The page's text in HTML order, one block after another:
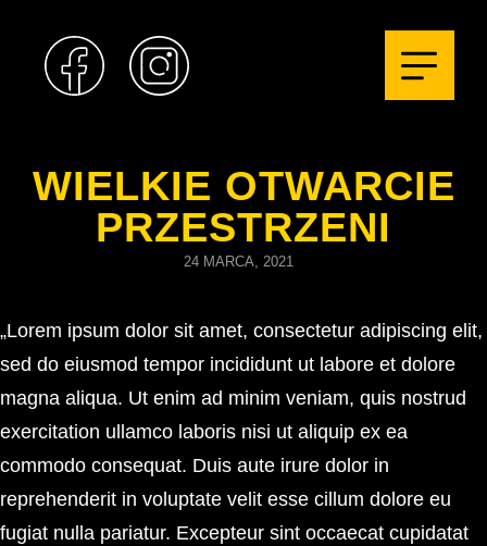
Profil naFacebook . Strona otwiera się w
Profil na Instagram. Strona
WIELKIE OTWARCIE
PRZESTRZENI
24 MARCA, 2021
„Lorem ipsum dolor sit amet, consectetur adipiscing elit,
sed do eiusmod tempor incididunt ut labore et dolore
magna aliqua. Ut enim ad minim veniam, quis nostrud
exercitation ullamco laboris nisi ut aliquip ex ea
commodo consequat. Duis aute irure dolor in
reprehenderit in voluptate velit esse cillum dolore eu
fugiat nulla pariatur. Excepteur sint occaecat cupidatat